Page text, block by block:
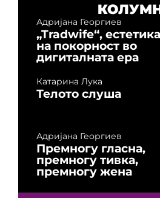
Адријана Георгиев
„Tradwife“, естетика
на покорност во
дигиталната ера
Катарина Лука
Телото слуша
Адријана Георгиев
Премногу гласна,
премногу тивка,
премногу жена